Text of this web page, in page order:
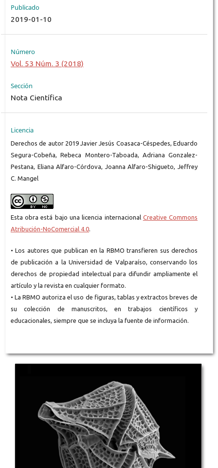
Publicado
2019-01-10
Número
Vol. 53 Núm. 3 (2018)
Sección
Nota Científica
Licencia
Derechos de autor 2019 Javier Jesús Coasaca-Céspedes, Eduardo
Segura-Cobeña, Rebeca Montero-Taboada, Adriana Gonzalez-
Pestana, Eliana Alfaro-Córdova, Joanna Alfaro-Shigueto, Jeffrey
C. Mangel
Esta obra está bajo una licencia internacional Creative Commons
Atribución-NoComercial 4.0.
• Los autores que publican en la RBMO transfieren sus derechos
de publicación a la Universidad de Valparaíso, conservando los
derechos de propiedad intelectual para difundir ampliamente el
artículo y la revista en cualquier formato.
• La RBMO autoriza el uso de figuras, tablas y extractos breves de
su colección de manuscritos, en trabajos científicos y
educacionales, siempre que se incluya la fuente de información.